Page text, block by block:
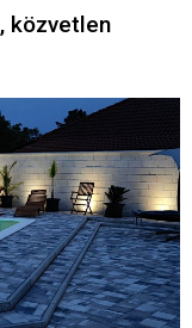
közvetlen